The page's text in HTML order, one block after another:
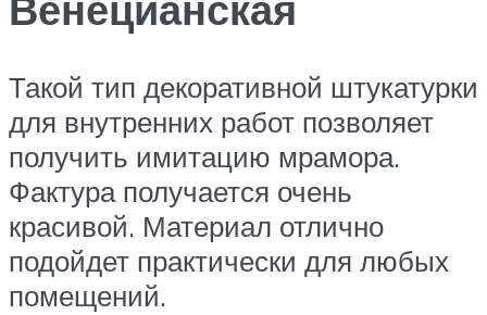
Такой тип декоративной штукатурки
для внутренних работ позволяет
получить имитацию мрамора.
Фактура получается очень
красивой. Материал отлично
подойдет практически для любых
помещений.